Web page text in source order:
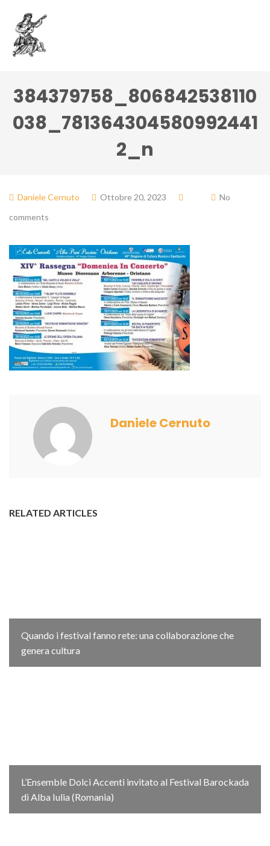
384379758_806842538110
038_781364304580992441
2_n
Daniele Cernuto Ottobre 20, 2023
No
comments
Daniele Cernuto
RELATED ARTICLES
Quando i festival fanno rete: una collaborazione che
genera cultura
L’Ensemble Dolci Accenti invitato al Festival Barockada
di Alba Iulia (Romania)